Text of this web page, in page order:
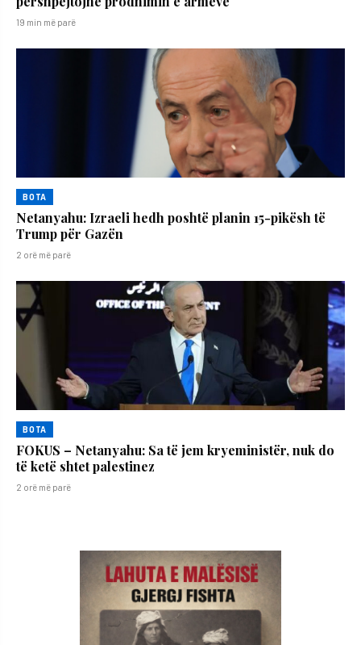
19 min më parë
BOTA
Netanyahu: Izraeli hedh poshtë planin 15-pikësh të
Trump për Gazën
2 orë më parë
BOTA
FOKUS – Netanyahu: Sa të jem kryeministër, nuk do
të ketë shtet palestinez
2 orë më parë